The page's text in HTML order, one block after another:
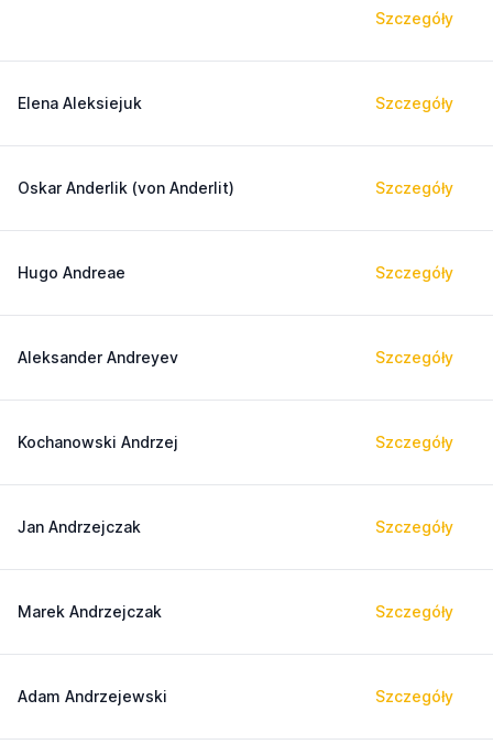
Szczegóły
Elena Aleksiejuk Szczegóły
Oskar Anderlik (von Anderlit) Szczegóły
Hugo Andreae Szczegóły
Aleksander Andreyev Szczegóły
Kochanowski Andrzej Szczegóły
Jan Andrzejczak Szczegóły
Marek Andrzejczak Szczegóły
Adam Andrzejewski Szczegóły